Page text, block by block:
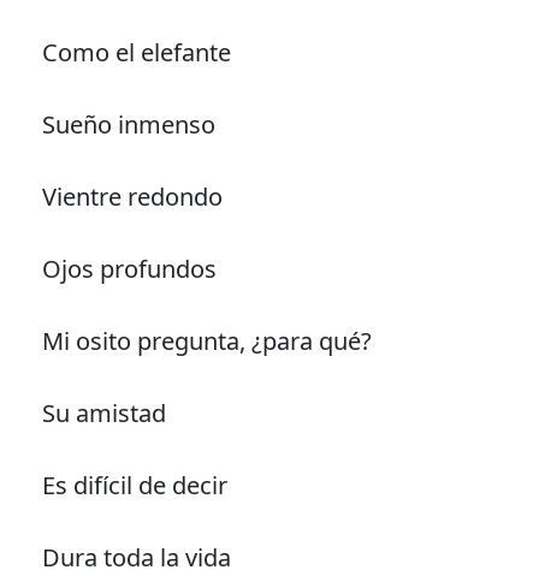
Como el elefante
Sueño inmenso
Vientre redondo
Ojos profundos
Mi osito pregunta, ¿para qué?
Su amistad
Es difícil de decir
Dura toda la vida